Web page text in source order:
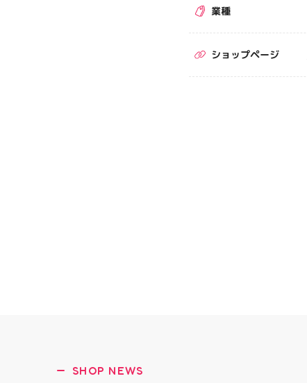
業種
ショップページ
SHOP NEWS